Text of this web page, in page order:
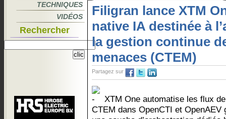
TECHNIQUES
VIDÉOS
Rechercher
Filigran lance XTM
native IA destinée à
la gestion continue
menaces (CTEM)
Partagez sur
XTM One automatise les flux
CTEM dans OpenCTI et OpenAEV